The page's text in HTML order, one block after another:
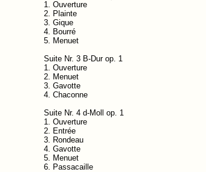
1. Ouverture
2. Plainte
3. Gique
4. Bourré
5. Menuet
Suite Nr. 3 B-Dur op. 1
1. Ouverture
2. Menuet
3. Gavotte
4. Chaconne
Suite Nr. 4 d-Moll op. 1
1. Ouverture
2. Entrée
3. Rondeau
4. Gavotte
5. Menuet
6. Passacaille